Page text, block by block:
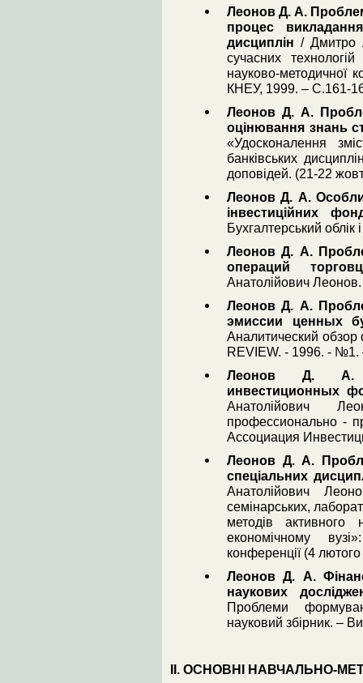
Леонов Д. А.
процес
дисциплін / Дмитро
сучасних
науково-методичної
КНЕУ, 1999. – С.161-
Леонов Д. А.
оцінювання знань
«Удосконалення
банківських
доповідей. (21-22
Леонов Д. А.
інвестиційних
Бухгалтерський
Леонов Д. А.
операций
Анатолійович
Леонов Д. А.
эмиссии ценных
Аналитический
REVIEW. - 1996. - №1.
Леонов Д. А.
инвестиционных
Анатолійович
профессионально -
Ассоциация
Леонов Д. А.
спеціальних
Анатолійович
семінарських,
методів активного
економічному
конференції (4
Леонов Д. А.
наукових
Проблеми
науковий збірник. –
ІІ. ОСНОВНІ НАВЧАЛЬНО-